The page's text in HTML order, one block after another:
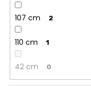
107 cm 2
110 cm 1
42 cm 0